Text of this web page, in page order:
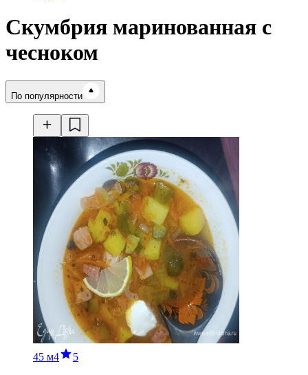
Скумбрия маринованная с
чесноком
Время готовки
По популярности
45 м4 5